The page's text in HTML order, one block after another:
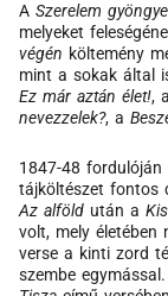
A Szerelem
melyeket
végén költemény
mint a sokak által
Ez már aztán élet!,
nevezzelek?, a
1847-48
tájköltészet fontos
Az alföld után a
volt, mely életében
verse a kinti zord
szembe